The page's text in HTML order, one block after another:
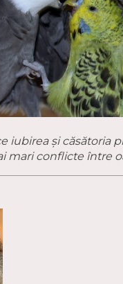
iubirea și căsătoria
mari conflicte între